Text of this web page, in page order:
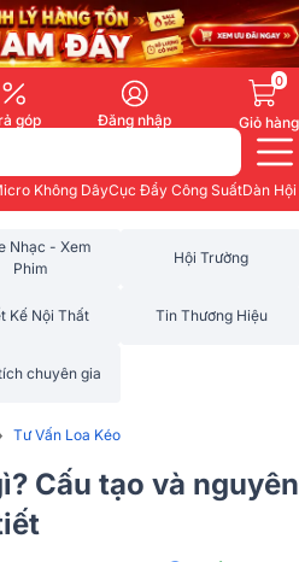
góp Đăng nhập
0
Giỏ hàng
Không DâyCục Đẩy Công SuấtDàn
Nhạc - Xem
Phim
Hội Trường
Kế Nội Thất Tin Thương Hiệu
chuyên gia
Tư Vấn Loa Kéo
Cấu tạo và nguyên